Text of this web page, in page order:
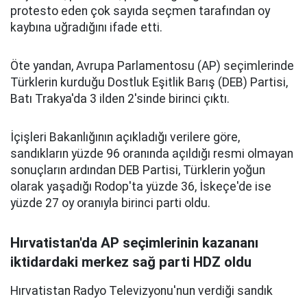
protesto eden çok sayıda seçmen tarafından oy
kaybına uğradığını ifade etti.
Öte yandan, Avrupa Parlamentosu (AP) seçimlerinde
Türklerin kurduğu Dostluk Eşitlik Barış (DEB) Partisi,
Batı Trakya'da 3 ilden 2'sinde birinci çıktı.
İçişleri Bakanlığının açıkladığı verilere göre,
sandıkların yüzde 96 oranında açıldığı resmi olmayan
sonuçların ardından DEB Partisi, Türklerin yoğun
olarak yaşadığı Rodop'ta yüzde 36, İskeçe'de ise
yüzde 27 oy oranıyla birinci parti oldu.
Hırvatistan'da AP seçimlerinin kazananı
iktidardaki merkez sağ parti HDZ oldu
Hırvatistan Radyo Televizyonu'nun verdiği sandık